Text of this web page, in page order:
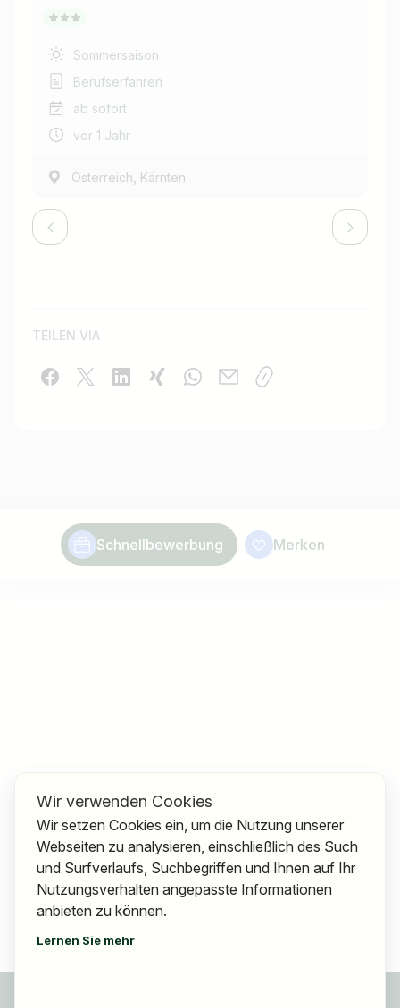
Sommersaison
Berufserfahren
ab sofort
vor 1 Jahr
Österreich, Kärnten
TEILEN VIA
Schnellbewerbung Merken
Wir verwenden Cookies
Wir setzen Cookies ein, um die Nutzung unserer
Webseiten zu analysieren, einschließlich des Such
und Surfverlaufs, Suchbegriffen und Ihnen auf Ihr
Nutzungsverhalten angepasste Informationen
anbieten zu können.
Lernen Sie mehr